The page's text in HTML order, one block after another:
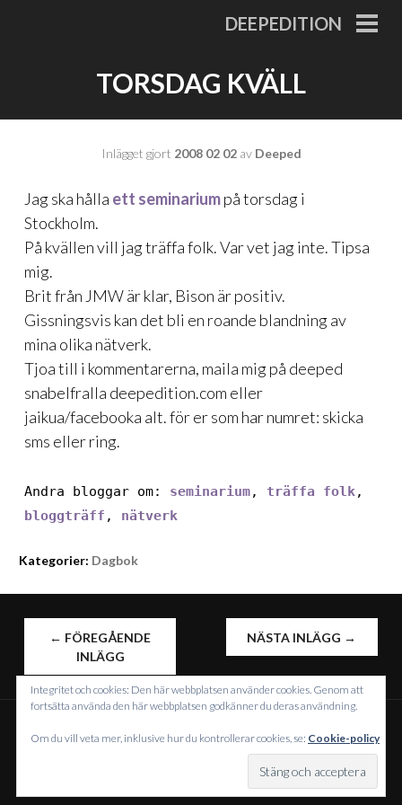
DEEPEDITION
TORSDAG KVÄLL
Inlägget gjort 2008 02 02av Deeped
Jag ska hålla ett seminariumpå torsdag i
Stockholm.
På kvällen vill jag träffa folk. Var vet jag inte. Tipsa
mig.
Brit från JMW är klar, Bison är positiv.
Gissningsvis kan det bli en roande blandning av
mina olika nätverk.
Tjoa till i kommentarerna, maila mig på deeped
snabelfralla deepedition.com eller
jaikua/facebooka alt. för er som har numret: skicka
sms eller ring.
Andra bloggar om: seminarium, träffa folk,
bloggträff , nätverk
Kategorier: Dagbok
INLÄGGSNAVIGERING
← FÖREGÅENDE
INLÄGG
NÄSTA INLÄGG →
DRIVS MED WORDPRESS
WORDPRESS.COM
Integritet och cookies: Den här webbplatsen använder cookies. Genom att
fortsätta använda den här webbplatsen godkänner du deras användning.
Om du vill veta mer, inklusive hur du kontrollerar cookies, se: Cookie-policy